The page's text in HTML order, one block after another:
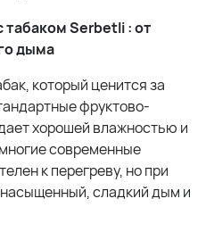
табаком Serbetli : от
дыма
который ценится за
фруктово-
хорошей влажностью и
современные
к перегреву, но при
сладкий дым и